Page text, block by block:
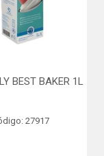
BEST BAKER 1L
27917